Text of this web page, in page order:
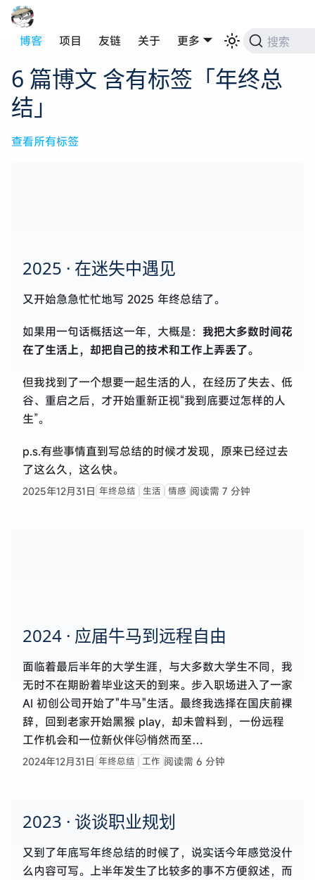
博客 项目 友链 关于 更多 搜索
6 篇博文 含有标签「年终总
结」
查看所有标签
2025 · 在迷失中遇见
又开始急急忙忙地写 2025 年终总结了。
如果用一句话概括这一年，大概是： 我把大多数时间花
在了生活上，却把自己的技术和工作上弄丢了。
但我找到了一个想要一起生活的人，在经历了失去、低
谷、重启之后，才开始重新正视“我到底要过怎样的人
生”。
p.s.有些事情直到写总结的时候才发现，原来已经过去
了这么久，这么快。
2025年12月31日 年终总结 生活 情感 阅读需 7 分钟
2024 · 应届牛马到远程自由
面临着最后半年的大学生涯，与大多数大学生不同，我
无时不在期盼着毕业这天的到来。步入职场进入了一家
AI 初创公司开始了"牛马"生活。最终我选择在国庆前裸
辞，回到老家开始黑猴 play，却未曾料到，一份远程
工作机会和一位新伙伴🐱悄然而至…
2024年12月31日 年终总结 工作 阅读需 6 分钟
2023 · 谈谈职业规划
又到了年底写年终总结的时候了，说实话今年感觉没什
么内容可写。上半年发生了比较多的事不方便叙述，而